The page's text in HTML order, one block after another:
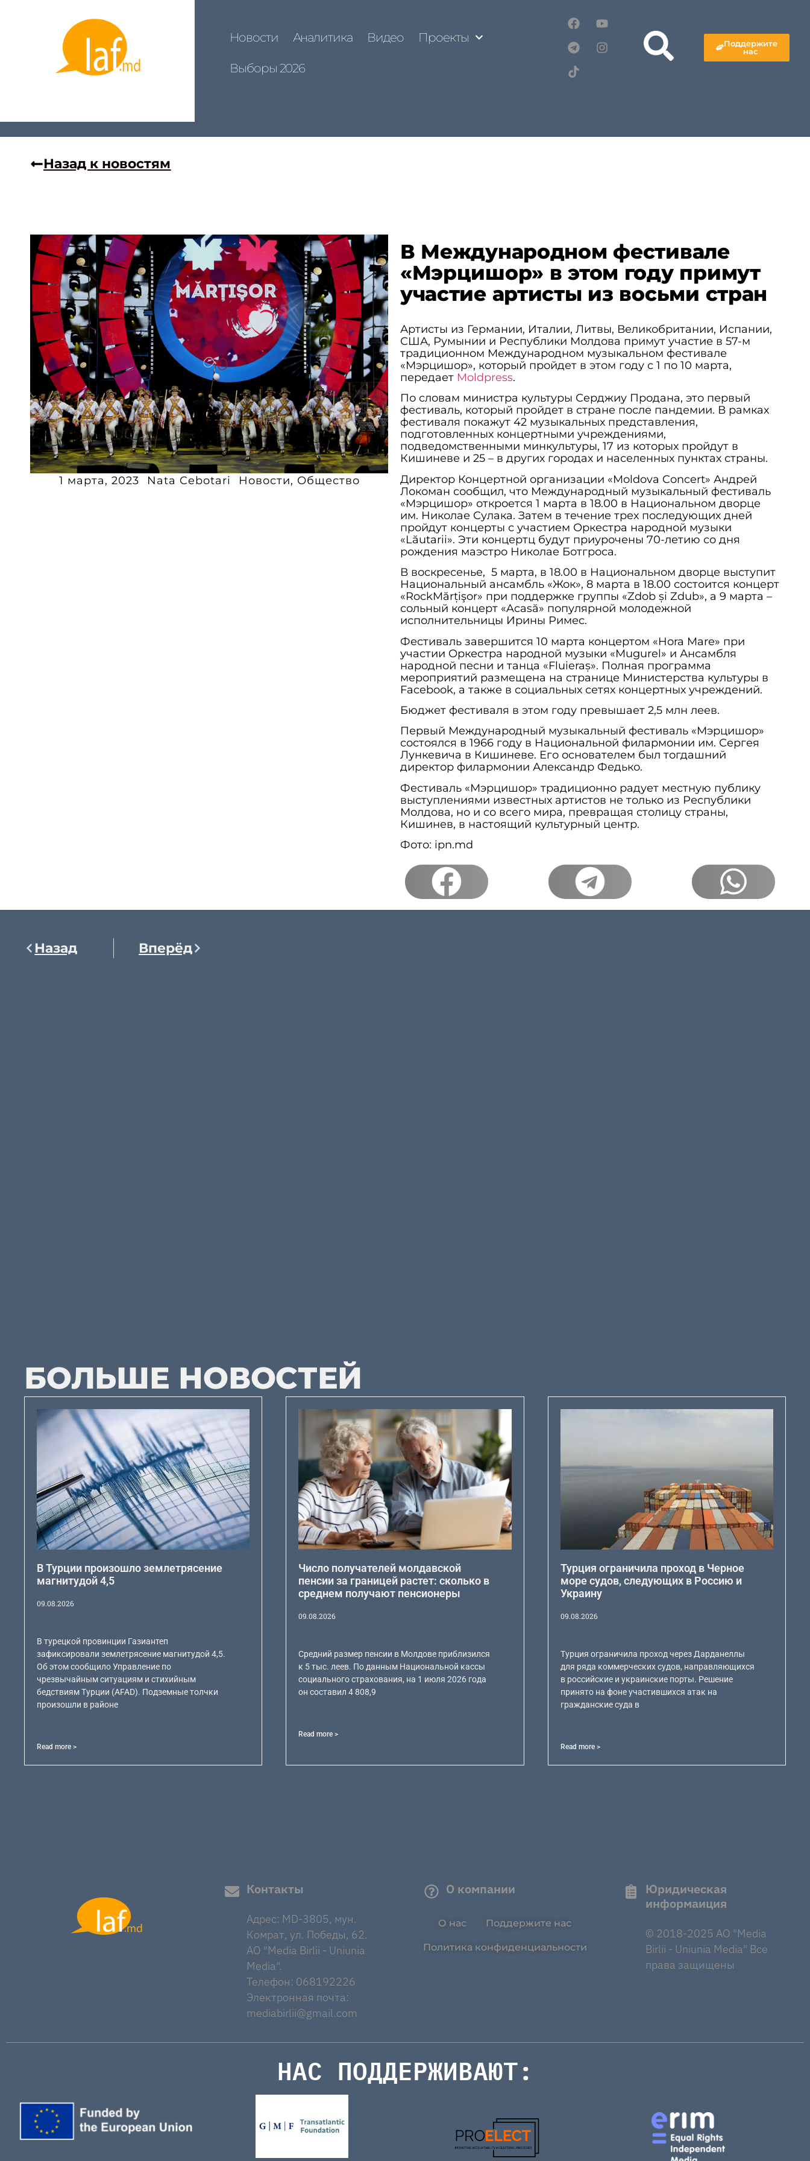
Новости Аналитика Видео Проекты
Выборы 2026
Поддержите
нас
Назад к новостям
1 марта, 2023 Nata Cebotari Новости, Общество
В Международном фестивале
«Мэрцишор» в этом году примут
участие артисты из восьми стран
Артисты из Германии, Италии, Литвы, Великобритании, Испании,
США, Румынии и Республики Молдова примут участие в 57-м
традиционном Международном музыкальном фестивале
«Мэрцишор», который пройдет в этом году с 1 по 10 марта,
передает Moldpress.
По словам министра культуры Серджиу Продана, это первый
фестиваль, который пройдет в стране после пандемии. В рамках
фестиваля покажут 42 музыкальных представления,
подготовленных концертными учреждениями,
подведомственными минкультуры, 17 из которых пройдут в
Кишиневе и 25 – в других городах и населенных пунктах страны.
Директор Концертной организации «Moldova Concert» Андрей
Локоман сообщил, что Международный музыкальный фестиваль
«Мэрцишор» откроется 1 марта в 18.00 в Национальном дворце
им. Николае Сулака. Затем в течение трех последующих дней
пройдут концерты с участием Оркестра народной музыки
«Lăutarii». Эти концертц будут приурочены 70-летию со дня
рождения маэстро Николае Ботгроса.
В воскресенье, 5 марта, в 18.00 в Национальном дворце выступит
Национальный ансамбль «Жок», 8 марта в 18.00 состоится концерт
«RockMărțişor» при поддержке группы «Zdob și Zdub», а 9 марта –
сольный концерт «Acasă» популярной молодежной
исполнительницы Ирины Римес.
Фестиваль завершится 10 марта концертом «Hora Mare» при
участии Оркестра народной музыки «Mugurel» и Ансамбля
народной песни и танца «Fluieraș». Полная программа
мероприятий размещена на странице Министерства культуры в
Facebook, а также в социальных сетях концертных учреждений.
Бюджет фестиваля в этом году превышает 2,5 млн леев.
Первый Международный музыкальный фестиваль «Мэрцишор»
состоялся в 1966 году в Национальной филармонии им. Сергея
Лункевича в Кишиневе. Его основателем был тогдашний
директор филармонии Александр Федько.
Фестиваль «Мэрцишор» традиционно радует местную публику
выступлениями известных артистов не только из Республики
Молдова, но и со всего мира, превращая столицу страны,
Кишинев, в настоящий культурный центр.
Фото: ipn.md
Назад Вперёд
БОЛЬШЕ НОВОСТЕЙ
В Турции произошло землетрясение
магнитудой 4,5
09.08.2026
В турецкой провинции Газиантеп
зафиксировали землетрясение магнитудой 4,5.
Об этом сообщило Управление по
чрезвычайным ситуациям и стихийным
бедствиям Турции (AFAD). Подземные толчки
произошли в районе
Read more >
Число получателей молдавской
пенсии за границей растет: сколько в
среднем получают пенсионеры
09.08.2026
Средний размер пенсии в Молдове приблизился
к 5 тыс. леев. По данным Национальной кассы
социального страхования, на 1 июля 2026 года
он составил 4 808,9
Read more >
Турция ограничила проход в Черное
море судов, следующих в Россию и
Украину
09.08.2026
Турция ограничила проход через Дарданеллы
для ряда коммерческих судов, направляющихся
в российские и украинские порты. Решение
принято на фоне участившихся атак на
гражданские суда в
Read more >
Контакты
Адрес: MD-3805, мун.
Комрат, ул. Победы, 62.
AO "Media Birlii - Uniunia
Media".
Телефон: 068192226
Электронная почта:
mediabirlii@gmail.com
О компании
О нас Поддержите нас
Политика конфиденциальности
Юридическая
информаиция
© 2018-2025 AO "Media
Birlii - Uniunia Media" Все
права защищены
НАС ПОДДЕРЖИВАЮТ: